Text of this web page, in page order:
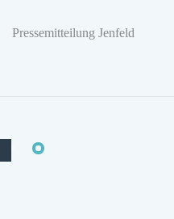
Pressemitteilung Jenfeld